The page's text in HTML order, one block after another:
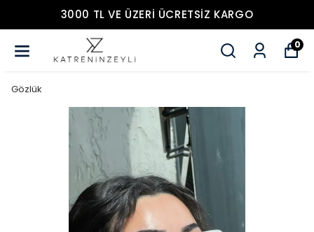
3000 TL VE ÜZERİ ÜCRETSİZ KARGO
0
Gözlük